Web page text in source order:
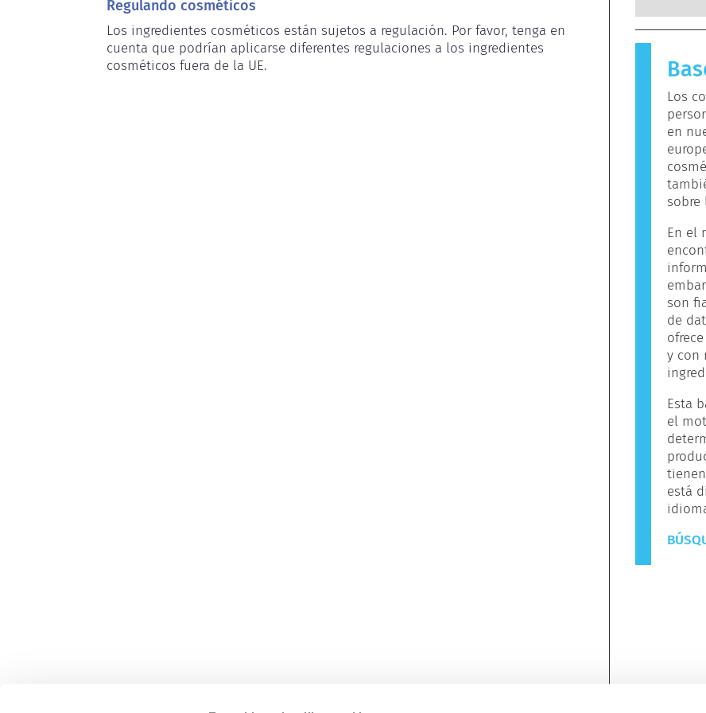
Regulando cosméticos
Los ingredientes cosméticos están sujetos a regulación. Por favor, tenga en
cuenta que podrían aplicarse diferentes regulaciones a los ingredientes
cosméticos fuera de la UE.
para la
llama
para
el
utilicen.
Los
en
sobre
En el
son
de
y con
Esta
el
está